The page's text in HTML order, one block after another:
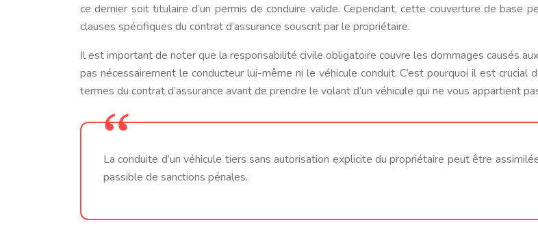
ce dernier soit titulaire d’un permis de conduire valide. Cependant, cette couverture de base
clauses spécifiques du contrat d’assurance souscrit par le propriétaire.
Il est important de noter que la responsabilité civile obligatoire couvre les dommages causés
pas nécessairement le conducteur lui-même ni le véhicule conduit. C’est pourquoi il est crucial
termes du contrat d’assurance avant de prendre le volant d’un véhicule qui ne vous appartient
La conduite d’un véhicule tiers sans autorisation explicite du propriétaire peut être
passible de sanctions pénales.